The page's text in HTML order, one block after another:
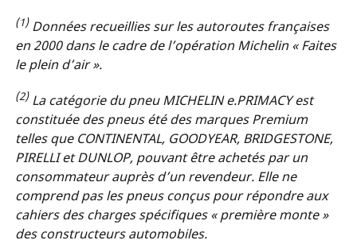
(1)Données recueillies sur les autoroutes françaises
en 2000 dans le cadre de l’opération Michelin « Faites
le plein d’air ».
(2)La catégorie du pneu MICHELIN e.PRIMACY est
constituée des pneus été des marques Premium
telles que CONTINENTAL, GOODYEAR, BRIDGESTONE,
PIRELLI et DUNLOP, pouvant être achetés par un
consommateur auprès d’un revendeur. Elle ne
comprend pas les pneus conçus pour répondre aux
cahiers des charges spécifiques « première monte »
des constructeurs automobiles.